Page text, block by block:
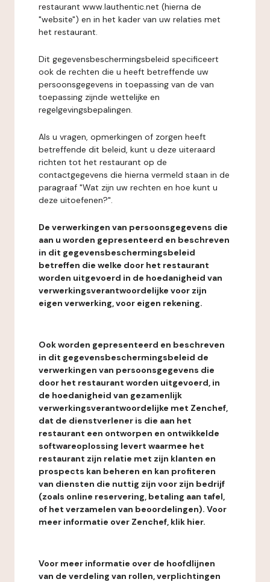
restaurant www.lauthentic.net (hierna de
"website") en in het kader van uw relaties met
het restaurant.
Dit gegevensbeschermingsbeleid specificeert
ook de rechten die u heeft betreffende uw
persoonsgegevens in toepassing van de van
toepassing zijnde wettelijke en
regelgevingsbepalingen.
Als u vragen, opmerkingen of zorgen heeft
betreffende dit beleid, kunt u deze uiteraard
richten tot het restaurant op de
contactgegevens die hierna vermeld staan in de
paragraaf "Wat zijn uw rechten en hoe kunt u
deze uitoefenen?".
De verwerkingen van persoonsgegevens die
aan u worden gepresenteerd en beschreven
in dit gegevensbeschermingsbeleid
betreffen die welke door het restaurant
worden uitgevoerd in de hoedanigheid van
verwerkingsverantwoordelijke voor zijn
eigen verwerking, voor eigen rekening.
Ook worden gepresenteerd en beschreven
in dit gegevensbeschermingsbeleid de
verwerkingen van persoonsgegevens die
door het restaurant worden uitgevoerd, in
de hoedanigheid van gezamenlijk
verwerkingsverantwoordelijke met Zenchef,
dat de dienstverlener is die aan het
restaurant een ontworpen en ontwikkelde
softwareoplossing levert waarmee het
restaurant zijn relatie met zijn klanten en
prospects kan beheren en kan profiteren
van diensten die nuttig zijn voor zijn bedrijf
(zoals online reservering, betaling aan tafel,
of het verzamelen van beoordelingen). Voor
meer informatie over Zenchef, klik hier.
Voor meer informatie over de hoofdlijnen
van de verdeling van rollen, verplichtingen